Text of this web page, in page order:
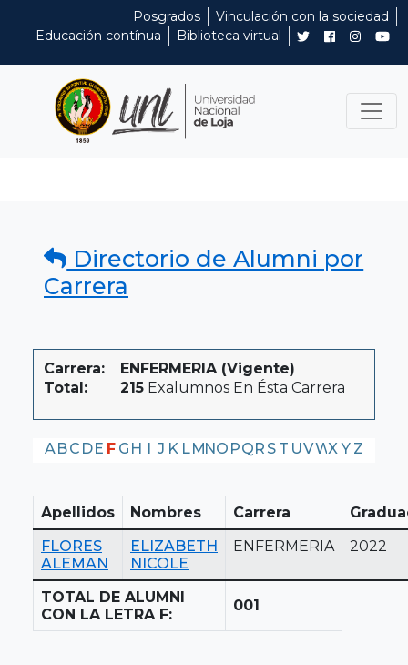
Posgrados
Vinculación con la sociedad
Educación contínua
Biblioteca virtual
Directorio de Alumni por
Carrera
Carrera:
ENFERMERIA (Vigente)
Total:
215 Exalumnos En Ésta Carrera
A BC DE F G H I J K LMNO PQR S T UVWX Y Z
Apellidos Nombres Carrera
FLORES
ALEMAN
ELIZABETH
NICOLE
ENFERMERIA 2022
TOTAL DE ALUMNI
CON LA LETRA F:
001